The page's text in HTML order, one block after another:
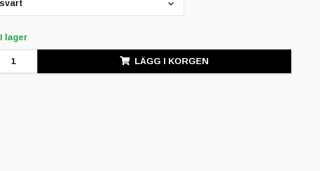
svart
lager
LÄGG I KORGEN